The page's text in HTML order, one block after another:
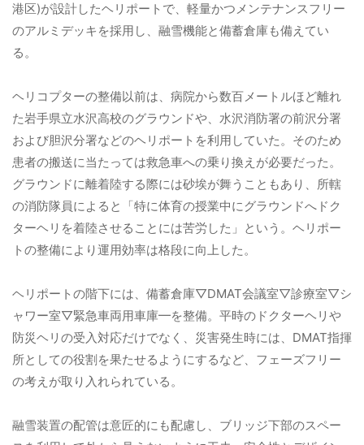
港区)が設計したヘリポートで、軽量かつメンテナンスフリー
のアルミデッキを採用し、融雪機能と備蓄倉庫も備えてい
る。
ヘリコプターの整備以前は、病院から数百メートルほど離れ
た岩手県立水沢高校のグラウンドや、水沢消防署の前沢分署
および胆沢分署などのヘリポートを利用していた。そのため
患者の搬送に当たっては救急車への乗り換えが必要だった。
グラウンドに離着陸する際には砂埃が舞うこともあり、所轄
の消防隊員によると「特に体育の授業中にグラウンドへドク
ターヘリを着陸させることには苦労した」という。ヘリポー
トの整備により運用効率は格段に向上した。
ヘリポートの階下には、備蓄倉庫▽DMAT会議室▽診療室▽シ
ャワー室▽緊急車両用車庫━を整備。平時のドクターヘリや
防災ヘリの受入対応だけでなく、災害発生時には、DMAT指揮
所としての役割を果たせるようにするなど、フェーズフリー
の考えが取り入れられている。
融雪装置の配管は意匠的にも配慮し、ブリッジ下部のスペー